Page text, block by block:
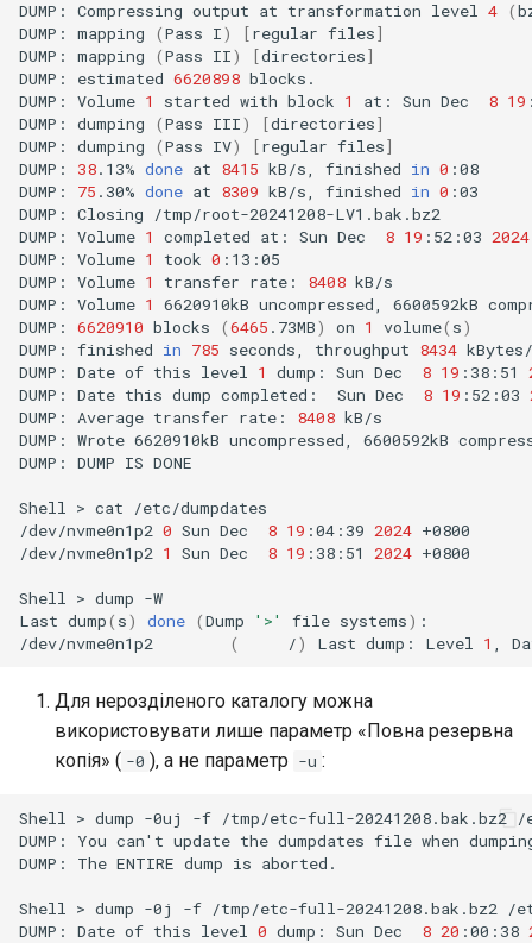
DUMP:
Compressing output at transformation level 4 (
DUMP:
mapping (Pass I) [regular files]
DUMP:
mapping (Pass II) [directories]
DUMP:
estimated 6620898 blocks.
DUMP:
Volume 1 started with block 1 at: Sun Dec 8 19
DUMP:
dumping (Pass III) [directories]
DUMP:
dumping (Pass IV) [regular files]
DUMP:
38.13% done at 8415 kB/s, finished in 0 :08
DUMP:
75 .30% done at 8309 kB/s, finished in 0 :03
DUMP:
Closing
/tmp/root-20241208-LV1.bak.bz2
DUMP:
Volume 1 completed at: Sun Dec 8 19 :52:03 2024
DUMP:
Volume 1 took 0 :13:05
DUMP:
Volume 1 transfer rate: 8408 kB/s
DUMP:
Volume 1 6620910kB uncompressed, 6600592kB
DUMP:
6620910 blocks (6465 .73MB) on 1 volume( s)
DUMP:
finished in 785 seconds, throughput 8434
DUMP:
Date of this level 1 dump: Sun Dec 8 19 :38:51
DUMP:
Date this dump completed: Sun Dec 8 19 :52:03
DUMP:
Average transfer rate: 8408 kB/s
DUMP:
Wrote 6620910kB uncompressed, 6600592kB
DUMP:
DUMP IS DONE
Shell > cat
/etc/dumpdates
/dev/nvme0n1p2 0 Sun Dec 8 19 :04:39 2024 +0800
/dev/nvme0n1p2 1 Sun Dec 8 19 :38:51 2024 +0800
Shell > dump -W
Last dump( s) done (Dump '>' file systems) :
/dev/nvme0n1p2
( /) Last dump: Level 1
Для нерозділеного каталогу можна
використовувати лише параметр «Повна резервна
копія» ( -0 ), а не параметр -u :
Shell > dump -0uj -f /tmp/etc-full-20241208.bak.bz2
/
DUMP:
You can' t update the dumpdates file when
DUMP:
The ENTIRE dump is aborted.
Shell > dump -0j -f /tmp/etc-full-20241208.bak.bz2
/
DUMP:
Date of this level 0 dump: Sun Dec 8 20 :00:38